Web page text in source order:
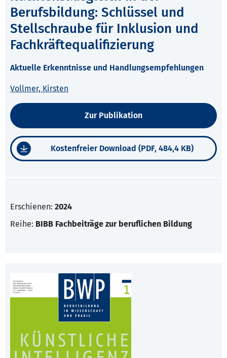
Berufsbildung: Schlüssel und
Stellschraube für Inklusion und
Fachkräftequalifizierung
Aktuelle Erkenntnisse und Handlungsempfehlungen
Vollmer, Kirsten
Zur Publikation
Kostenfreier Download (PDF, 484,4 KB)
Erschienen: 2024
Reihe: BIBB Fachbeiträge zur beruflichen Bildung